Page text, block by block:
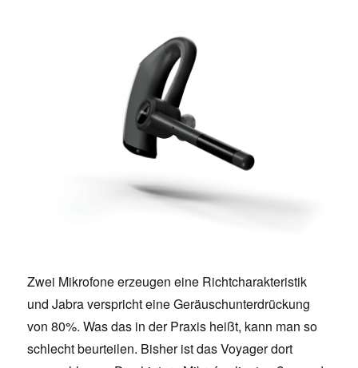
Zwei Mikrofone erzeugen eine Richtcharakteristik
und Jabra verspricht eine Geräuschunterdrückung
von 80%. Was das in der Praxis heißt, kann man so
schlecht beurteilen. Bisher ist das Voyager dort